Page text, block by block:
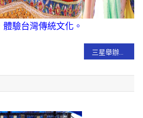
驗台灣傳統文化。